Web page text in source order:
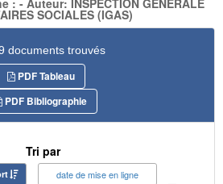
: - Auteur: INSPECTION GENERALE
SOCIALES (IGAS)
documents trouvés
PDF Tableau
PDF Bibliographie
Tri par
date de mise en ligne